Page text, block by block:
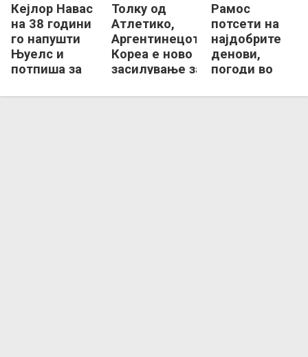
Кејлор Навас
на 38 години
го напушти
Њуелс и
потпиша за
Мексико
Толку од
Атлетико,
Аргентинецот
Кореа е ново
засилување за
Тигрес!
Рамос
потсети на
најдобрите
денови,
погоди во
Монтереј